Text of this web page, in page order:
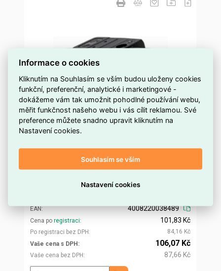
EAN
4008220038489
Cena po registraci
Po registraci bez DPH
101,83 Kč
84,16 Kč
Vaše cena s DPH
Vaše cena bez DPH
106,07 Kč
87,66 Kč
Informace o cookies
Kliknutím na Souhlasím se vším budou uloženy cookies
funkční, preferenční, analytické i marketingové -
dokážeme vám tak umožnit pohodlné používání webu,
měřit funkčnost našeho webu i vás cílit reklamou. Své
preference můžete snadno upravit kliknutím na
Nastavení cookies.
Souhlasím se vším
Nastavení cookies